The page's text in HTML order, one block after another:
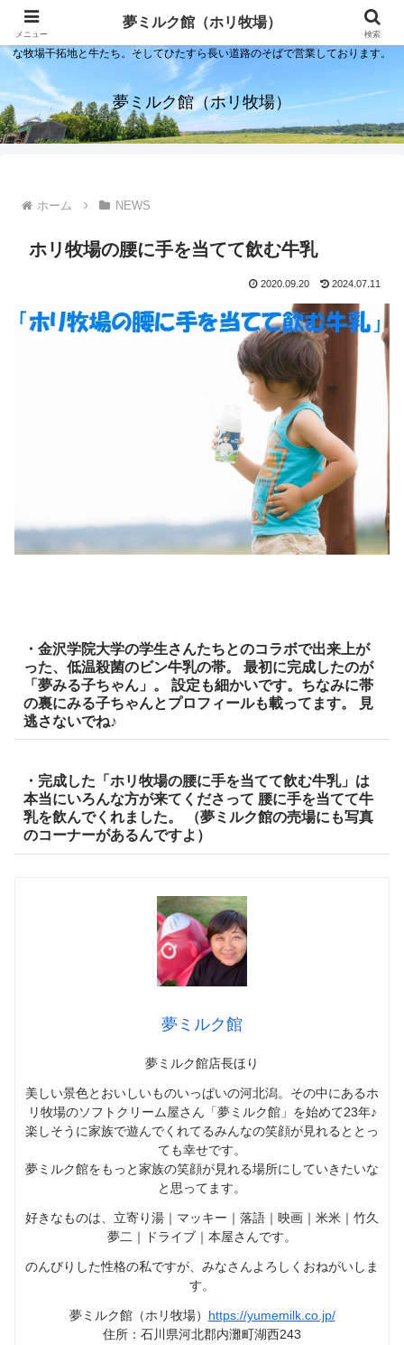
夢ミルク館！それは石川の金沢の隣にある内灘町にあるソフトクリーム屋で
す。日本海のすぐそばで展開する当店は、まるで小京都ならぬ小北海道のよう
な牧場干拓地と牛たち。そしてひたすら長い道路のそばで営業しております。
夢ミルク館（ホリ牧場）
ホーム NEWS
ホリ牧場の腰に手を当てて飲む牛乳
2020.09.20 2024.07.11
・金沢学院大学の学生さんたちとのコラボで出来上が
った、低温殺菌のビン牛乳の帯。 最初に完成したのが
「夢みる子ちゃん」。 設定も細かいです。ちなみに帯
の裏にみる子ちゃんとプロフィールも載ってます。 見
逃さないでね♪
・完成した「ホリ牧場の腰に手を当てて飲む牛乳」は
本当にいろんな方が来てくださって 腰に手を当てて牛
乳を飲んでくれました。 （夢ミルク館の売場にも写真
のコーナーがあるんですよ）
夢ミルク館
夢ミルク館店長ほり
美しい景色とおいしいものいっぱいの河北潟。その中にあるホ
リ牧場のソフトクリーム屋さん「夢ミルク館」を始めて23年♪
楽しそうに家族で遊んでくれてるみんなの笑顔が見れるととっ
ても幸せです。
夢ミルク館をもっと家族の笑顔が見れる場所にしていきたいな
と思ってます。
好きなものは、立寄り湯｜マッキー｜落語｜映画｜米米｜竹久
夢二｜ドライブ｜本屋さんです。
のんびりした性格の私ですが、みなさんよろしくおねがいしま
す。
夢ミルク館（ホリ牧場） https://yumemilk.co.jp/
住所：石川県河北郡内灘町湖西243
メニュー
夢ミルク館（ホリ牧場）
検索